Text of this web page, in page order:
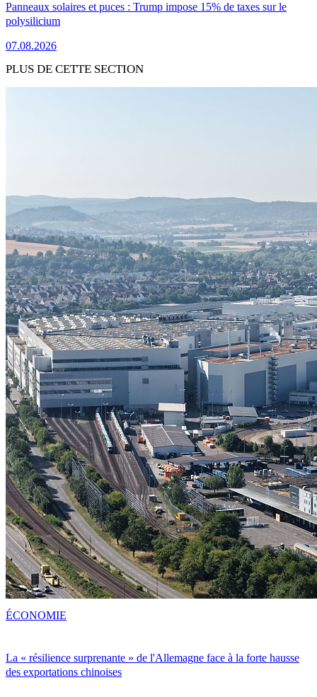
Panneaux solaires et puces : Trump impose 15% de taxes sur le
polysilicium
07.08.2026
PLUS DE CETTE SECTION
La « résilience surprenante » de l'Allemagne face à la forte hausse
des exportations chinoises
ÉCONOMIE